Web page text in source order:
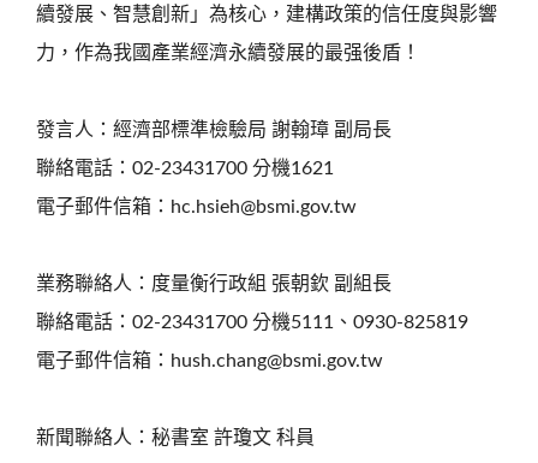
續發展、智慧創新」為核心，建構政策的信任度與影響
力，作為我國產業經濟永續發展的最强後盾！
發言人：經濟部標準檢驗局 謝翰璋 副局長
聯絡電話：02-23431700 分機1621
電子郵件信箱：hc.hsieh@bsmi.gov.tw
業務聯絡人：度量衡行政組 張朝欽 副組長
聯絡電話：02-23431700 分機5111、0930-825819
電子郵件信箱：hush.chang@bsmi.gov.tw
新聞聯絡人：秘書室 許瓊文 科員